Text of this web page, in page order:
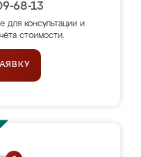
68-13
для консультации и
стоимости.